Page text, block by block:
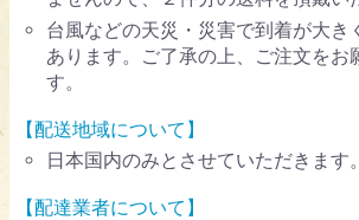
台風などの天災・災害で到着が大き
あります。ご了承の上、ご注文をお
す。
【配送地域について】
日本国内のみとさせていただきます。
【配達業者について】